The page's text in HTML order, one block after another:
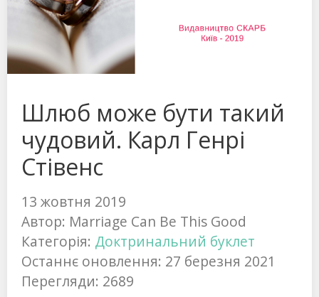
Шлюб може бути такий
чудовий. Карл Генрі
Стівенс
13 жовтня 2019
Автор: Marriage Can Be This Good
Категорія: Доктринальний буклет
Останнє оновлення: 27 березня 2021
Перегляди: 2689